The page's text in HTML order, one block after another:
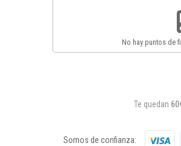
No hay puntos de
Te quedan
Somos de confianza: